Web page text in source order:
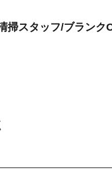
掃スタッフ/ブランク